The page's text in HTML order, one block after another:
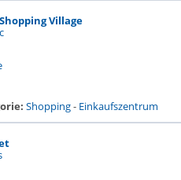
Village
Shopping- Einkaufszentrum